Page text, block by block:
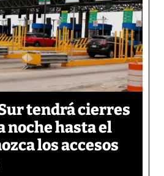
tendrá cierres
noche hasta el
los accesos